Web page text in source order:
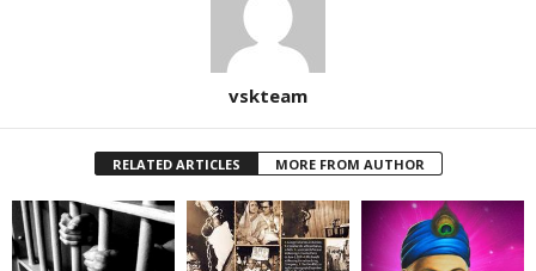
vskteam
RELATED ARTICLES MORE FROM AUTHOR